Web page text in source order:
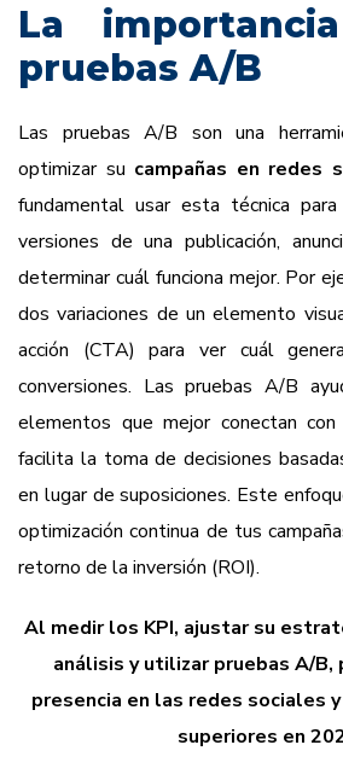
La
pruebas A/B
Las pruebas A/B son una
optimizar su campañas en redes
fundamental usar esta técnica
versiones de una publicación,
determinar cuál funciona mejor. Por
dos variaciones de un elemento
acción (CTA) para ver cuál
conversiones. Las pruebas A/B
elementos que mejor conectan
facilita la toma de decisiones
en lugar de suposiciones. Este
optimización continua de tus
retorno de la inversión (ROI).
Al medir los KPI, ajustar su
análisis y utilizar pruebas A/B,
presencia en las redes sociales
superiores en